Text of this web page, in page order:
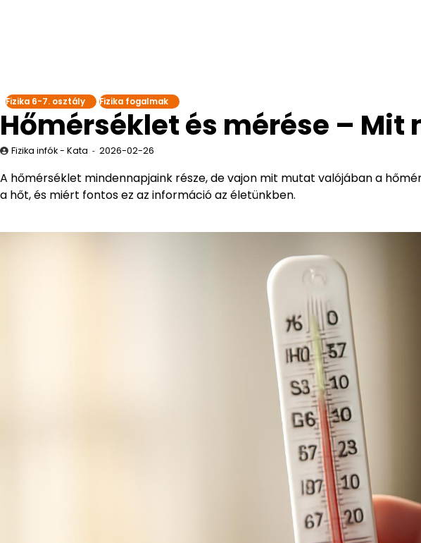
Fizika 6-7. osztály Fizika fogalmak
Hőmérséklet és mérése – Mit
Fizika infók - Kata 2026-02-26
A hőmérséklet mindennapjaink része, de vajon mit mutat valójában a
a hőt, és miért fontos ez az információ az életünkben.